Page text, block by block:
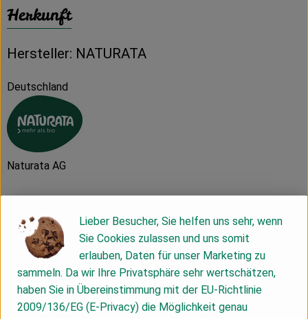
Herkunft
Hersteller: NATURATA
Deutschland
Naturata AG
Die NATURATA AG – „Wir leben Bio 4.0“
Als führender Anbieter von biologischen und bio-
dynamischen Lebensmitteln zeichnet sich die NATURATA AG
durch beste Qualität, Nachhaltigkeit und einzigartigen
Geschmack aus. Die Marke macht dabei den extra Schritt,
Lieber Besucher, Sie helfen uns sehr, wenn
Sie Cookies zulassen und uns somit
erlauben, Daten für unser Marketing zu
sammeln. Da wir Ihre Privatsphäre sehr wertschätzen,
haben Sie in Übereinstimmung mit der EU-Richtlinie
2009/136/EG (E-Privacy) die Möglichkeit genau